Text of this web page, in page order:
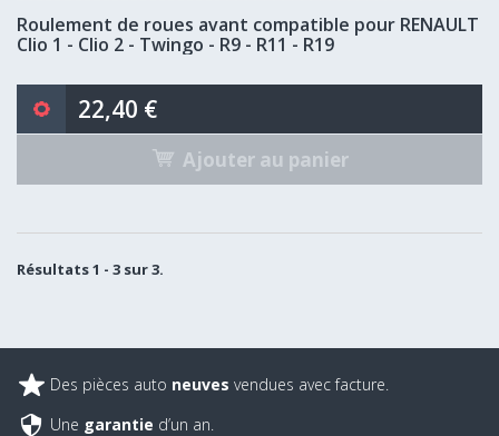
Roulement de roues avant compatible pour RENAULT
Clio 1 - Clio 2 - Twingo - R9 - R11 - R19
22,40 €
Ajouter au panier
Résultats 1 - 3 sur 3.
Des pièces auto neuves vendues avec facture.
Une garantie d’un an.